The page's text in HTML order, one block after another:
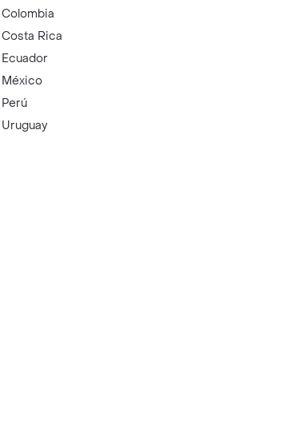
Colombia
Costa Rica
Ecuador
México
Perú
Uruguay